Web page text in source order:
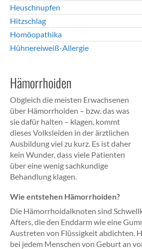
Heuschnupfen
Hitzschlag
Homöopathika
Hühnereiweiß-Allergie
Hämorrhoiden
Obgleich die meisten Erwachsenen
über Hämorrhoiden – bzw. das was
sie dafür halten – klagen, kommt
dieses Volksleiden in der ärztlichen
Ausbildung viel zu kurz. Es ist daher
kein Wunder, dass viele Patienten
über eine wenig sachkundige
Behandlung klagen.
Wie entstehen Hämorrhoiden?
Die Hämorrhoidalknoten sind
Afters, die den Enddarm wie eine
Austreten von Flüssigkeit abdichten.
bei jedem Menschen von Geburt an